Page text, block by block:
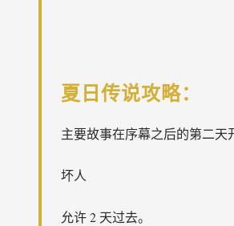
夏日传说攻略：
主要故事在序幕之后的第二天
坏人
允许 2 天过去。